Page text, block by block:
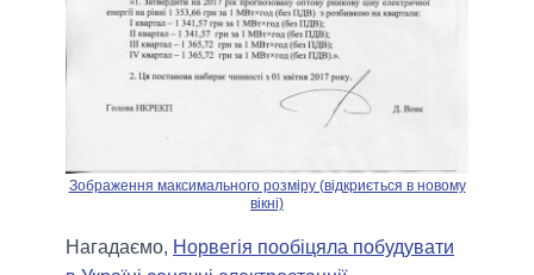
Зображення максимального розміру (відкриється в новому
вікні)
Нагадаємо, Норвегія пообіцяла побудувати